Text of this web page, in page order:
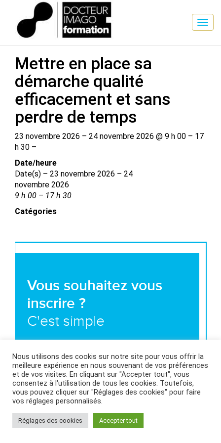
SESSION DE FORMATION
Mettre en place sa
démarche qualité
efficacement et sans
perdre de temps
23 novembre 2026 – 24 novembre 2026 @ 9 h 00 – 17
h 30 –
Date/​heure
Date(s) – 23 novembre 2026 – 24
novembre 2026
9 h 00 – 17 h 30
Catégories
Vous souhaitez vous
inscrire ?
C'est simple
Nous contacter
MENTIONS LÉGALES ET CONDITIONS GÉNÉRALES
D’UTILISATION
POLITIQUE DES COOKIES
Nous utilisons des cookis sur notre site pour vous offrir la
meilleure expérience en nous souvenant de vos préférences
et de vos visites. En cliquant sur "Accepter tout", vous
consentez à l'utilisation de tous les cookies. Toutefois,
vous pouvez cliquer sur "Réglages des cookies" pour faire
vos réglages personnalisés.
Réglages des cookies Accepter tout